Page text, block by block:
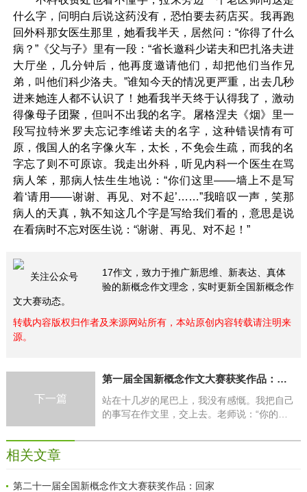
什么字，问明白后说这药没有，恐怕要去药店买。我再跑
回外科那女医生那里，她看我半天，居然问：“你得了什么
病？”《父与子》里有一段：“省长邀科少诺夫和巴扎洛夫进
大厅坐，几分钟后，他再度邀请他们，却把他们当作兄
弟，叫他们科少洛夫。”谁知今天的情况更严重，出去几秒
进来她连人都不认识了！她看我半天终于认得我了，激动
得像母子团聚，但叫不出我的名字。屠格涅夫《烟》里一
段写拉特米罗夫忘记李维诺夫的名字，这种错误情有可
原，俄国人的名字像火车，太长，不免会生疏，而我的名
字忘了则不可原谅。我走出外科，听见内科一个医生在骂
病人笨，那病人怯生生地说：“你们这里——墙上不是写
着‘请用——谢谢、再见、对不起’……”我暗叹一声，笑那
病人的天真，孰不知这几个字是写给我们看的，意思是说
在看病时不忘对医生说：“谢谢、再见、对不起！”
关注公众号
17作文，致力于推广新思维、新表达、真体
验的新概念作文理念，实时更新全国新概念作
文大赛动态。
转载内容版权归作者及来源网站所有，本站原创内容转载请注明来
源。
下一篇
第一届全国新概念作文大赛获奖作品：站在十几岁的尾巴上
站在十几岁的尾巴上，我没有感慨。我把自己
的事写在作文里，交上去。老师说：“你的小
情一点，你为什么没有？”
相关文章
第二十一届全国新概念作文大赛获奖作品：回家